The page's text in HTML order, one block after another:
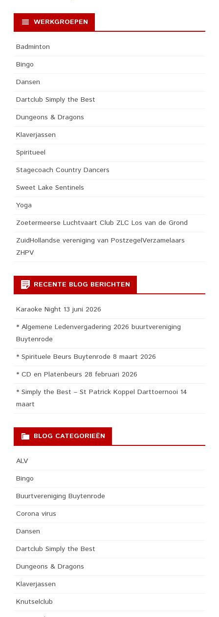
WERKGROEPEN
Badminton
Bingo
Dansen
Dartclub Simply the Best
Dungeons & Dragons
Klaverjassen
Spiritueel
Stagecoach Country Dancers
Sweet Lake Sentinels
Yoga
Zoetermeerse Luchtvaart Club ZLC Los van de Grond
ZuidHollandse vereniging van PostzegelVerzamelaars
ZHPV
RECENTE BLOG BERICHTEN
Karaoke Night 13 juni 2026
* Algemene Ledenvergadering 2026 buurtvereniging
Buytenrode
* Spirituele Beurs Buytenrode 8 maart 2026
* CD en Platenbeurs 28 februari 2026
* Simply the Best – St Patrick Koppel Darttoernooi 14
maart
BLOG CATEGORIEËN
ALV
Bingo
Buurtvereniging Buytenrode
Corona virus
Dansen
Dartclub Simply the Best
Dungeons & Dragons
Klaverjassen
Knutselclub